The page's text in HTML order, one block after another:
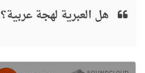
هل العبرية لهجة عربية؟